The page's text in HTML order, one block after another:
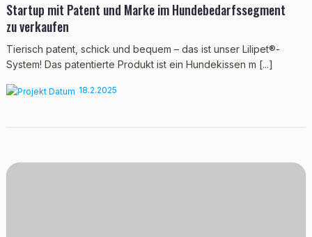
Startup mit Patent und Marke im Hundebedarfssegment
zu verkaufen
Tierisch patent, schick und bequem – das ist unser Lilipet®-
System! Das patentierte Produkt ist ein Hundekissen m [...]
18.2.2025